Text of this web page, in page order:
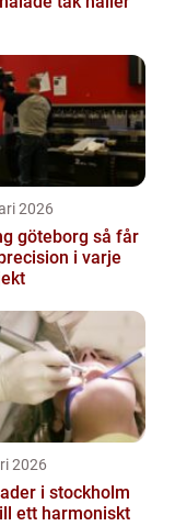
2026
så får
i varje
2026
i stockholm
ett harmoniskt